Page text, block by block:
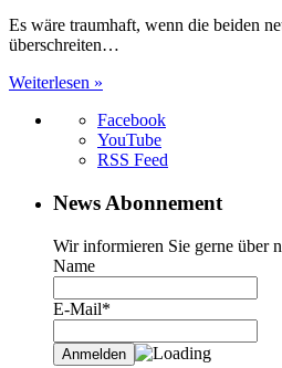
Es wäre traumhaft, wenn die beiden
überschreiten…
Weiterlesen »
Facebook
YouTube
RSS Feed
News Abonnement
Wir informieren Sie gerne über
Name
E-Mail*